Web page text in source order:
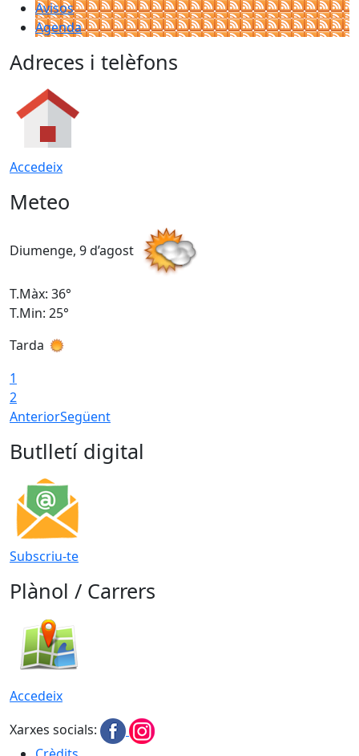
Avisos
Agenda
Adreces i telèfons
Accedeix
Meteo
Diumenge, 9 d’agost
T.Màx: 36°
T.Min: 25°
Tarda
1
2
AnteriorSegüent
Butlletí digital
Subscriu-te
Plànol / Carrers
Accedeix
Xarxes socials: